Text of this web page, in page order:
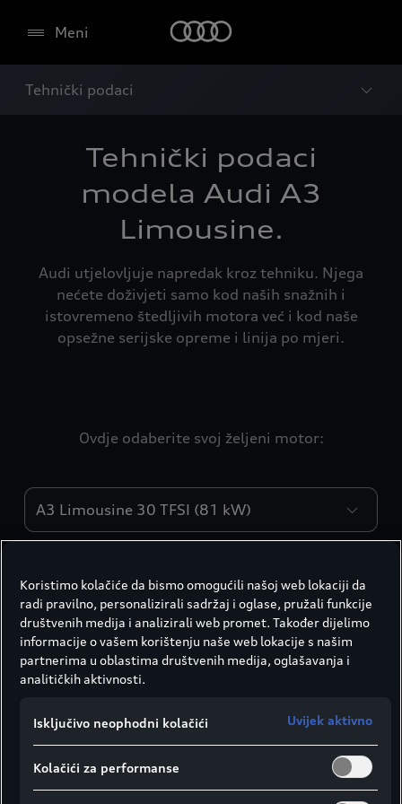
Meni
Tehnički podaci
Tehnički podaci
modela Audi A3
Limousine.
Audi utjelovljuje napredak kroz tehniku. Njega
nećete doživjeti samo kod naših snažnih i
istovremeno štedljivih motora već i kod naše
opsežne serijske opreme i linija po mjeri.
Ovdje odaberite svoj željeni motor:
Motori
Dizajn mjenjača
Redni 3-cilindrični benzinski motor s izravnim
ubrizgavanjem, regulacijom lambda sonde,
ispušne plinove
Maksimalni obrtni moment
Koristimo kolačiće da bismo omogućili našoj web lokaciji da
radi pravilno, personalizirali sadržaj i oglase, pružali funkcije
društvenih medija i analizirali web promet. Također dijelimo
informacije o vašem korištenju naše web lokacije s našim
partnerima u oblastima društvenih medija, oglašavanja i
analitičkih aktivnosti.
Isključivo neophodni kolačići Uvijek aktivno
Kolačići za performanse